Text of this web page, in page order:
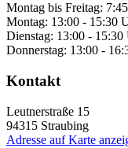
Montag bis Freitag:
Montag: 13:00 - 15:30
Dienstag: 13:00 -
Donnerstag: 13:00 -
Kontakt
Leutnerstraße 15
94315 Straubing
Adresse auf Karte